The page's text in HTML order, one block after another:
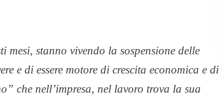
stanno vivendo la sospensione delle
e di essere motore di crescita economica e di
che nell’impresa, nel lavoro trova la sua